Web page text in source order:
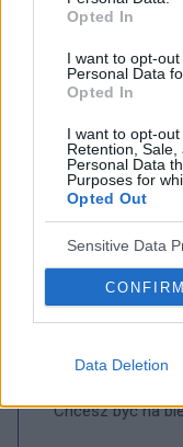
Opted In
I want to opt-
Personal Data
Opted In
I want to opt-out
Retention,
Personal Data
Purposes for
Opted Out
Sensitive Data
CONFIRM
Data Deletion
pacjentów z
przerzutowym
przynajmniej
chemioterapii,
immunoterapii
najdłuższe
uzyskanych
Chcesz być na